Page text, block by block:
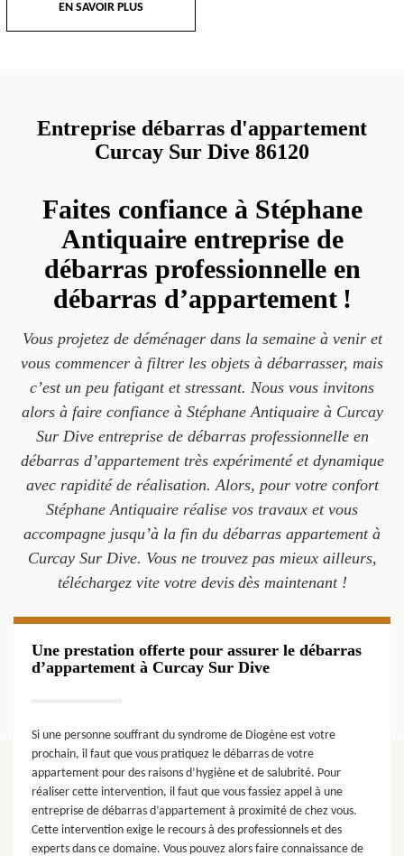
EN SAVOIR PLUS
Entreprise débarras d'appartement
Curcay Sur Dive 86120
Faites confiance à Stéphane
Antiquaire entreprise de
débarras professionnelle en
débarras d’appartement !
Vous projetez de déménager dans la semaine à venir et
vous commencer à filtrer les objets à débarrasser, mais
c’est un peu fatigant et stressant. Nous vous invitons
alors à faire confiance à Stéphane Antiquaire à Curcay
Sur Dive entreprise de débarras professionnelle en
débarras d’appartement très expérimenté et dynamique
avec rapidité de réalisation. Alors, pour votre confort
Stéphane Antiquaire réalise vos travaux et vous
accompagne jusqu’à la fin du débarras appartement à
Curcay Sur Dive. Vous ne trouvez pas mieux ailleurs,
téléchargez vite votre devis dès maintenant !
Une prestation offerte pour assurer le débarras
d’appartement à Curcay Sur Dive
Si une personne souffrant du syndrome de Diogène est votre
prochain, il faut que vous pratiquez le débarras de votre
appartement pour des raisons d’hygiène et de salubrité. Pour
réaliser cette intervention, il faut que vous fassiez appel à une
entreprise de débarras d’appartement à proximité de chez vous.
Cette intervention exige le recours à des professionnels et des
experts dans ce domaine. Vous pouvez alors faire connaissance de